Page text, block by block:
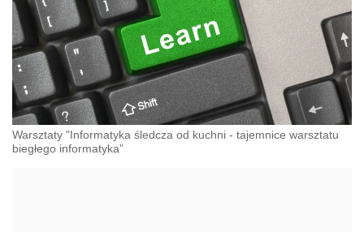
Warsztaty "Informatyka śledcza od kuchni - tajemnice warsztatu
biegłego informatyka”